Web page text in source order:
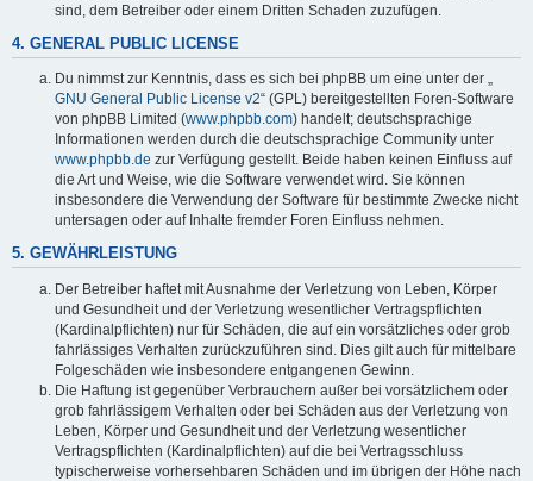
sind, dem Betreiber oder einem Dritten Schaden zuzufügen.
4. GENERAL PUBLIC LICENSE
Du nimmst zur Kenntnis, dass es sich bei phpBB um eine unter der „
GNU General Public License v2“ (GPL) bereitgestellten Foren-Software
von phpBB Limited (www.phpbb.com) handelt; deutschsprachige
Informationen werden durch die deutschsprachige Community unter
www.phpbb.de zur Verfügung gestellt. Beide haben keinen Einfluss auf
die Art und Weise, wie die Software verwendet wird. Sie können
insbesondere die Verwendung der Software für bestimmte Zwecke nicht
untersagen oder auf Inhalte fremder Foren Einfluss nehmen.
5. GEWÄHRLEISTUNG
Der Betreiber haftet mit Ausnahme der Verletzung von Leben, Körper
und Gesundheit und der Verletzung wesentlicher Vertragspflichten
(Kardinalpflichten) nur für Schäden, die auf ein vorsätzliches oder grob
fahrlässiges Verhalten zurückzuführen sind. Dies gilt auch für mittelbare
Folgeschäden wie insbesondere entgangenen Gewinn.
Die Haftung ist gegenüber Verbrauchern außer bei vorsätzlichem oder
grob fahrlässigem Verhalten oder bei Schäden aus der Verletzung von
Leben, Körper und Gesundheit und der Verletzung wesentlicher
Vertragspflichten (Kardinalpflichten) auf die bei Vertragsschluss
typischerweise vorhersehbaren Schäden und im übrigen der Höhe nach